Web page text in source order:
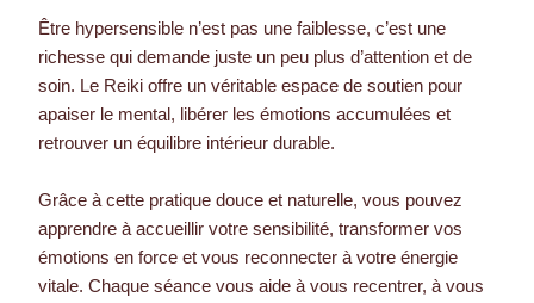
Être hypersensible n’est pas une faiblesse, c’est une
richesse qui demande juste un peu plus d’attention et de
soin. Le Reiki offre un véritable espace de soutien pour
apaiser le mental, libérer les émotions accumulées et
retrouver un équilibre intérieur durable.
Grâce à cette pratique douce et naturelle, vous pouvez
apprendre à accueillir votre sensibilité, transformer vos
émotions en force et vous reconnecter à votre énergie
vitale. Chaque séance vous aide à vous recentrer, à vous